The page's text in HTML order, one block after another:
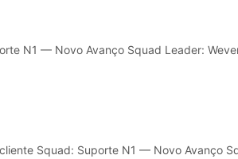
N1 — Novo Avanço Squad Leader:
Squad: Suporte N1 — Novo Avanço